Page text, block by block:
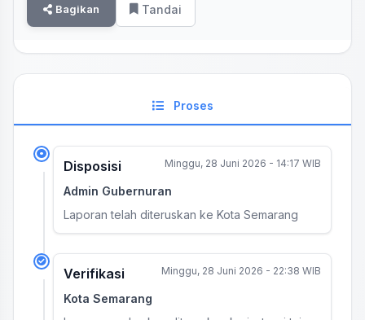
Bagikan Tandai
Proses
Disposisi Minggu, 28 Juni 2026 - 14:17 WIB
Admin Gubernuran
Laporan telah diteruskan ke Kota Semarang
Verifikasi Minggu, 28 Juni 2026 - 22:38 WIB
Kota Semarang